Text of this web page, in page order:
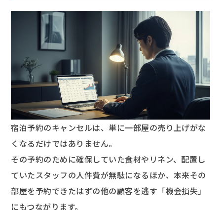
宿泊予約のキャンセルは、単に一部屋の売り上げがな
くなるだけではありません。
その予約のために確保していた食材やリネン、配置し
ていたスタッフの人件費が無駄になるほか、本来その
部屋を予約できたはずの他の顧客を逃す「機会損失」
にもつながります。